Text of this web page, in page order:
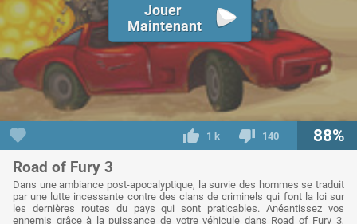
Jouer
Maintenant
1 k 140 88%
Road of Fury 3
Dans une ambiance post-apocalyptique, la survie des hommes se traduit
par une lutte incessante contre des clans de criminels qui font la loi sur
les dernières routes du pays qui sont praticables. Anéantissez vos
ennemis grâce à la puissance de votre véhicule dans Road of Fury 3,